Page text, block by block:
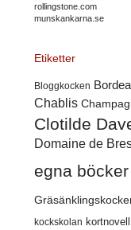
rollingstone.com
munskankarna.se
Etiketter
Bloggkocken
Chablis
Clotilde
Domaine de
egna böcker
kockskolan kortnovell